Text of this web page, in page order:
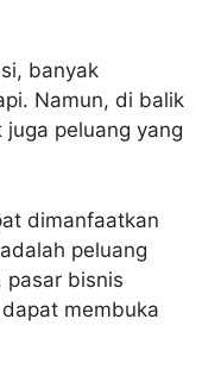
banyak
Namun, di balik
peluang yang
dimanfaatkan
peluang
pasar bisnis
membuka